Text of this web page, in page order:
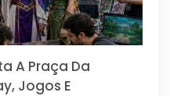
A Praça Da
Jogos E